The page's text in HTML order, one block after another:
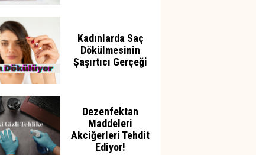
Kadınlarda Saç
Dökülmesinin
Şaşırtıcı Gerçeği
Dezenfektan
Maddeleri
Akciğerleri Tehdit
Ediyor!